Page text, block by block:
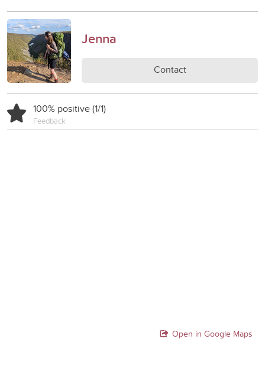
Jenna
Contact
100% positive (1/1)
Feedback
Open in Google Maps